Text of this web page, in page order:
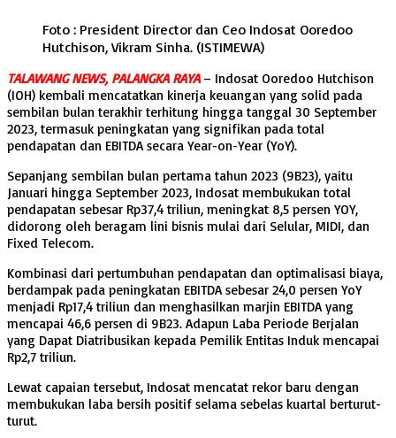
Foto : President Director dan Ceo Indosat Ooredoo
Hutchison, Vikram Sinha. (ISTIMEWA)
TALAWANG NEWS, PALANGKA RAYA– Indosat Ooredoo Hutchison
(IOH) kembali mencatatkan kinerja keuangan yang solid pada
sembilan bulan terakhir terhitung hingga tanggal 30 September
2023, termasuk peningkatan yang signifikan pada total
pendapatan dan EBITDA secara Year-on-Year (YoY).
Sepanjang sembilan bulan pertama tahun 2023 (9B23), yaitu
Januari hingga September 2023, Indosat membukukan total
pendapatan sebesar Rp37,4 triliun, meningkat 8,5 persen YOY,
didorong oleh beragam lini bisnis mulai dari Selular, MIDI, dan
Fixed Telecom.
Kombinasi dari pertumbuhan pendapatan dan optimalisasi biaya,
berdampak pada peningkatan EBITDA sebesar 24,0 persen YoY
menjadi Rp17,4 triliun dan menghasilkan marjin EBITDA yang
mencapai 46,6 persen di 9B23. Adapun Laba Periode Berjalan
yang Dapat Diatribusikan kepada Pemilik Entitas Induk mencapai
Rp2,7 triliun.
Lewat capaian tersebut, Indosat mencatat rekor baru dengan
membukukan laba bersih positif selama sebelas kuartal berturut-
turut.